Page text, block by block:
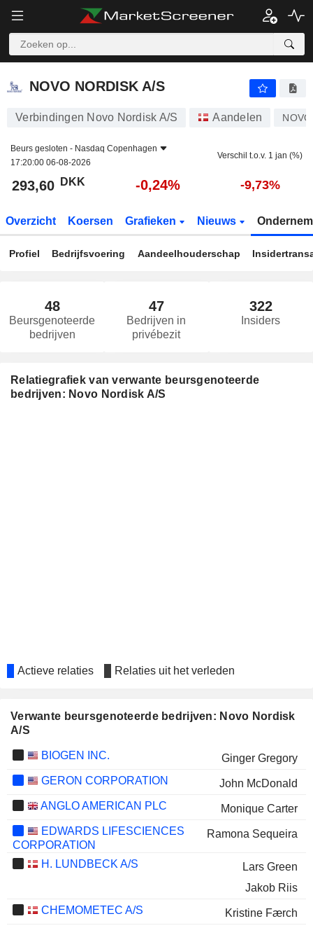
NOVO NORDISK A/S
NOVO NORDISK A/S
Verbindingen Novo Nordisk A/S Aandelen
Beurs gesloten - Nasdaq Copenhagen
17:20:00 06-08-2026
Verschil t.o.v. 1 jan (%)
293,60 DKK -0,24% -9,73%
Overzicht Koersen Grafieken Nieuws
Profiel Bedrijfsvoering Aandeelhouderschap
48
Beursgenoteerde
bedrijven
47
Bedrijven in
privébezit
322
Insiders
Relatiegrafiek van verwante beursgenoteerde
bedrijven: Novo Nordisk A/S
Actieve relaties Relaties uit het verleden
Verwante beursgenoteerde bedrijven: Novo Nordisk
A/S
BIOGEN INC.
Ginger Gregory
GERON CORPORATION
John McDonald
ANGLO AMERICAN PLC
Monique Carter
EDWARDS LIFESCIENCES
CORPORATION
Ramona Sequeira
H. LUNDBECK A/S
Lars Green
Jakob Riis
CHEMOMETEC A/S
Kristine Færch